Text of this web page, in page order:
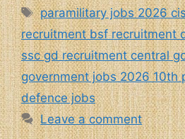
Tags
paramilitary jobs 2026
recruitment bsf recruitment
ssc gd recruitment central
government jobs 2026 10th
defence jobs
Leave a comment